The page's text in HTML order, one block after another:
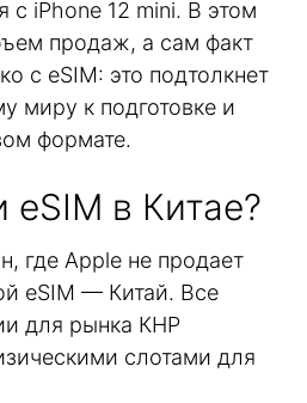
с iPhone 12 mini. В этом
продаж, а сам факт
с eSIM: это подтолкнет
миру к подготовке и
формате.
eSIM в Китае?
где Apple не продает
eSIM — Китай. Все
для рынка КНР
слотами для